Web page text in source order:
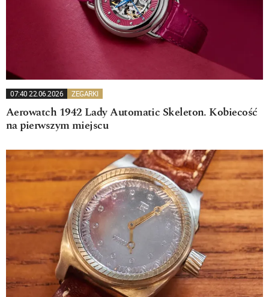
07:40 22.06.2026 ZEGARKI
Aerowatch 1942 Lady Automatic Skeleton. Kobiecość
na pierwszym miejscu